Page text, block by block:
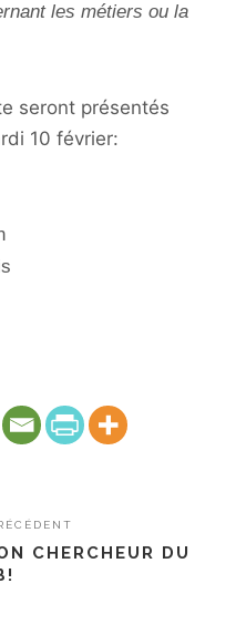
les métiers ou la
seront présentés
10 février:
CHERCHEUR DU